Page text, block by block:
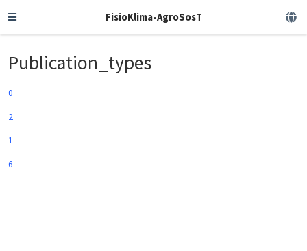
FisioKlima-AgroSosT
Publication_types
0
2
1
6